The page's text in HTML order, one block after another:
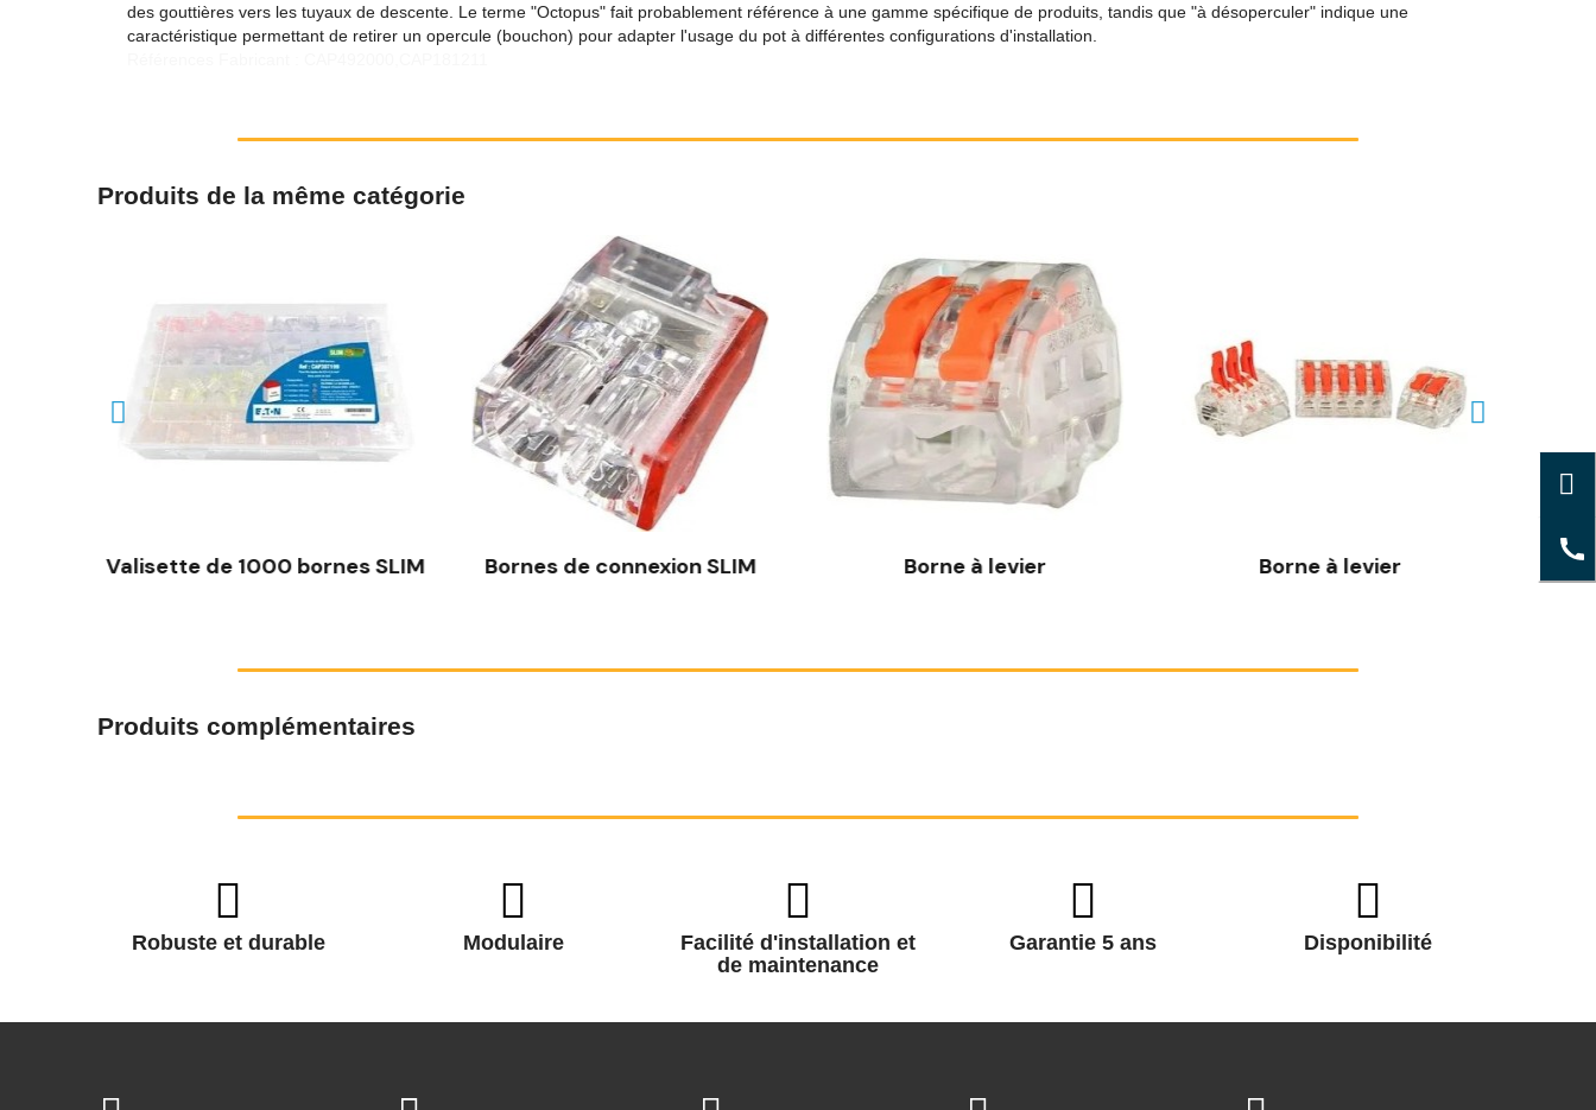
des gouttières vers les tuyaux de descente. Le terme "Octopus" fait probablement référence à une gamme spécifique de produits, tandis que "à désoperculer" indique une
caractéristique permettant de retirer un opercule (bouchon) pour adapter l'usage du pot à différentes configurations d'installation.
Produits de la même catégorie
Valisette de 1000 bornes SLIM Bornes de connexion SLIM Borne à levier Borne à levier
Produits complémentaires
Robuste et durable Modulaire
Facilité d'installation et
de maintenance
Garantie 5 ans Disponibilité